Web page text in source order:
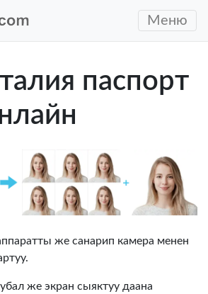
Меню
паспорт
же санарип камера менен
же экран сыяктуу даана